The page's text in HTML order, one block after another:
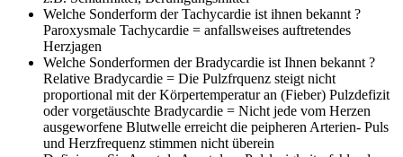
Welche Sonderform der Tachycardie ist ihnen bekannt ?
Paroxysmale Tachycardie = anfallsweises auftretendes
Herzjagen
Welche Sonderformen der Bradycardie ist Ihnen bekannt ?
Relative Bradycardie = Die Pulzfrquenz steigt nicht
proportional mit der Körpertemperatur an (Fieber) Pulzdefizit
oder vorgetäuschte Bradycardie = Nicht jede vom Herzen
ausgeworfene Blutwelle erreicht die peipheren Arterien- Puls
und Herzfrequenz stimmen nicht überein